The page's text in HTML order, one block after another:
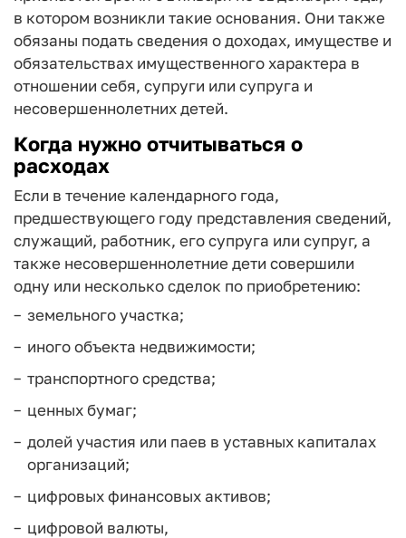
в котором возникли такие основания. Они также
обязаны подать сведения о доходах, имуществе и
обязательствах имущественного характера в
отношении себя, супруги или супруга и
несовершеннолетних детей.
Когда нужно отчитываться о
расходах
Если в течение календарного года,
предшествующего году представления сведений,
служащий, работник, его супруга или супруг, а
также несовершеннолетние дети совершили
одну или несколько сделок по приобретению:
земельного участка;
иного объекта недвижимости;
транспортного средства;
ценных бумаг;
долей участия или паев в уставных капиталах
организаций;
цифровых финансовых активов;
цифровой валюты,